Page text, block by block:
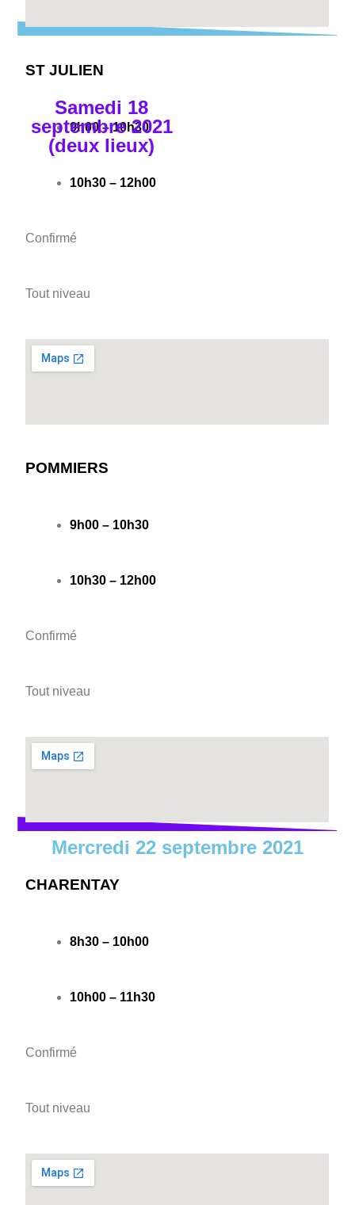
Samedi 18
septembre 2021
(deux lieux)
ST JULIEN
9h00 – 10h30
10h30 – 12h00
Confirmé
Tout niveau
POMMIERS
9h00 – 10h30
10h30 – 12h00
Confirmé
Tout niveau
Mercredi 22 septembre 2021
CHARENTAY
8h30 – 10h00
10h00 – 11h30
Confirmé
Tout niveau